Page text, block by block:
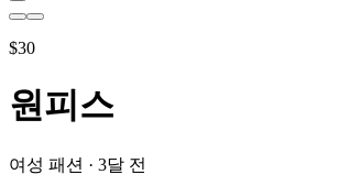
$30
원피스
여성 패션 · 3달 전